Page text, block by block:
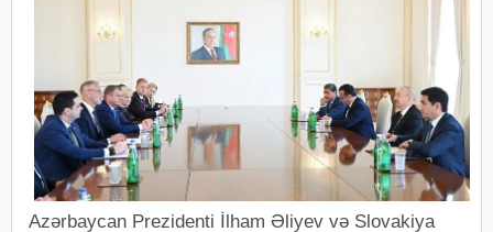
Azərbaycan Prezidenti İlham Əliyev və Slovakiya